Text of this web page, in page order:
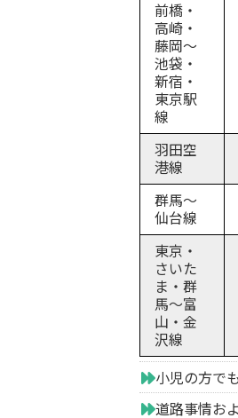
前橋・
高崎・
藤岡～
池袋・
新宿・
東京駅
線
羽田空
港線
群馬～
仙台線
東京・
さいた
ま・群
馬～富
山・金
沢線
小児の方で
道路事情お